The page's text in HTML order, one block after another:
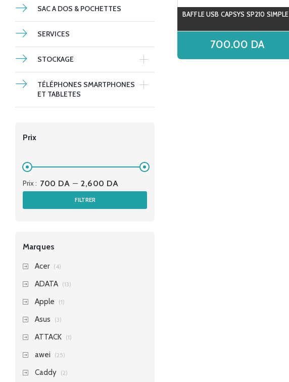
SAC A DOS & POCHETTES
SERVICES
STOCKAGE
TÉLÉPHONES SMARTPHONES
ET TABLETES
Prix
FILTRER
Prix : 700 DA — 2,600 DA
Marques
Acer (4)
ADATA (13)
Apple (1)
Asus (3)
ATTACK (1)
awei (25)
Caddy (2)
BAFFLE USB CAPSYS SP210 SIMPLE
700.00 DA